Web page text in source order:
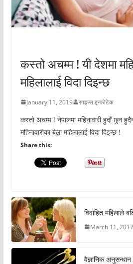
कस्तो अचम्म ! यी देशमा
महिलालाई विदा दिइन्छ
January 11, 2019 साइन्स इन्फोटेक
कस्तो अचम्म ! नेपालमा महिनावारी हुदाँ छुन
महिनावारीका बेला महिलालाई विदा दिइन्छ !
Share this:
विवाहित महिलाले
March 11, 2017
वैज्ञानिक